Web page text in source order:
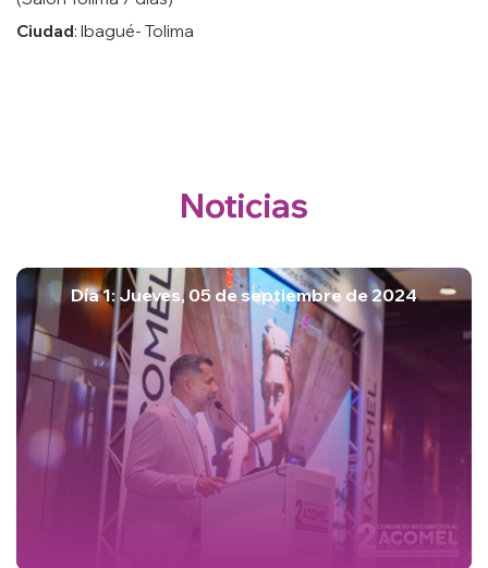
Ciudad: Ibagué- Tolima
Noticias
Día 1: Jueves, 05 de septiembre de 2024